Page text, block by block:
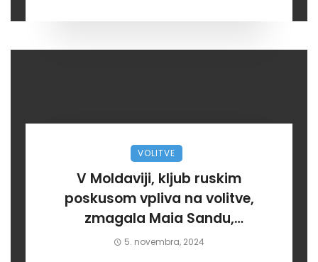
VOLITVE
V Moldaviji, kljub ruskim
poskusom vpliva na volitve,
zmagala Maia Sandu,
prozahodno orientirana
5. novembra, 2024